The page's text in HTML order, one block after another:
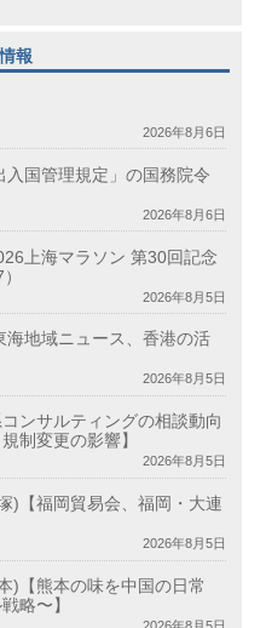
報
2026年8月6日
入国管理規定」の国務院令
2026年8月6日
上海マラソン 第30回記念
2026年8月5日
海地域ニュース、香港の活
2026年8月5日
ンサルティングの相談動向
制変更の影響】
2026年8月5日
)【福岡貿易会、福岡・大連
2026年8月5日
)【熊本の味を中国の日常
略〜】